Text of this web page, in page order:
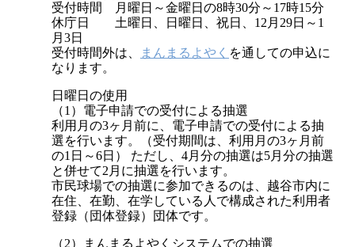
受付時間 月曜日～金曜日の8時30分～17時15分
休庁日 土曜日、日曜日、祝日、12月29日～1
月3日
受付時間外は、
まんまるよやく を通しての申込に
なります。
日曜日の使用
（1）電子申請での受付による抽選
利用月の3ヶ月前に、電子申請での受付による抽
選を行います。（受付期間は、利用月の3ヶ月前
の1日～6日） ただし、4月分の抽選は5月分の抽選
と併せて2月に抽選を行います。
市民球場での抽選に参加できるのは、越谷市内に
在住、在勤、在学している人で構成された利用者
登録（団体登録）団体です。
（2）まんまるよやくシステムでの抽選